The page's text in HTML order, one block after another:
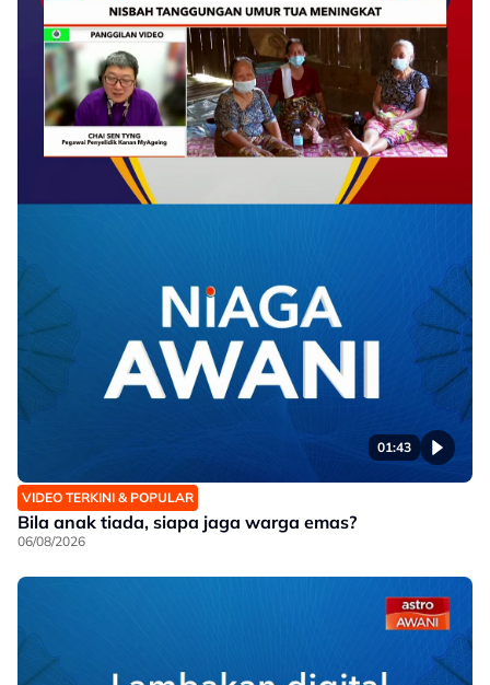
01:43
VIDEO TERKINI & POPULAR
Bila anak tiada, siapa jaga warga emas?
06/08/2026